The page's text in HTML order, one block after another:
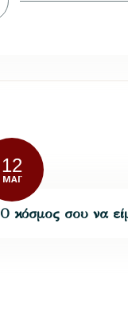
12
ΜΆΙ
Ο κόσμος σου να